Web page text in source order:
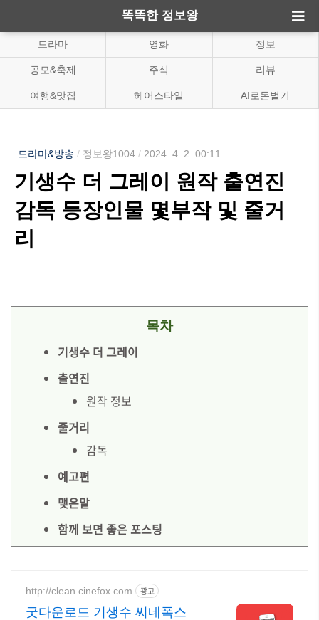
똑똑한 정보왕
드라마 영화 정보
공모&축제 주식 리뷰
여행&맛집 헤어스타일 AI로돈벌기
드라마&방송 / 정보왕1004 / 2024. 4. 2. 00:11
기생수 더 그레이 원작 출연진
감독 등장인물 몇부작 및 줄거
리
목차
기생수 더 그레이
출연진
원작 정보
줄거리
감독
예고편
맺은말
함께 보면 좋은 포스팅
http://clean.cinefox.com 광고
굿다운로드 기생수 씨네폭스